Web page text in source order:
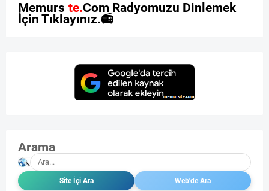
Memurs te.Com Radyomuzu Din emek
İçin Tı kl ayınız.
Arama